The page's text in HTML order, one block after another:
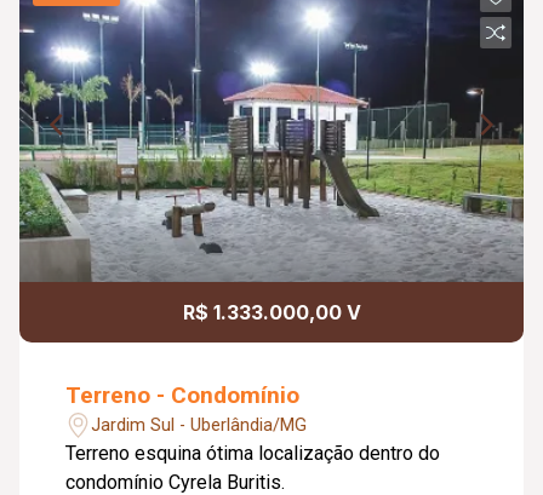
R$ 1.333.000,00 V
Terreno - Condomínio
Jardim Sul - Uberlândia/MG
Terreno esquina ótima localização dentro do
condomínio Cyrela Buritis.